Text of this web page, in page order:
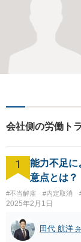
会社側の労働ト
1
能力不足に
意点とは？
#不当解雇 #内定取消
2025年2月1日
田代 航洋